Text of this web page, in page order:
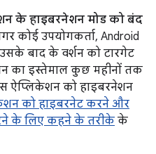
के हाइबरनेशन मोड को बंद
कोई उपयोगकर्ता, Android
बाद के वर्शन को टारगेट
का इस्तेमाल कुछ महीनों तक
ऐप्लिकेशन को हाइबरनेशन
को हाइबरनेट करने और
के लिए कहने के तरीके के